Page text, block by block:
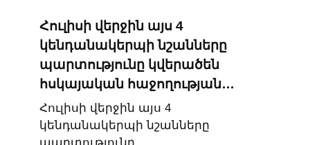
Հուլիսի վերջին այս 4
կենդանակերպի նշանները
պարտությունը կվերածեն
հսկայական հաջողության․․․
Հուլիսի վերջին այս 4
կենդանակերպի նշանները